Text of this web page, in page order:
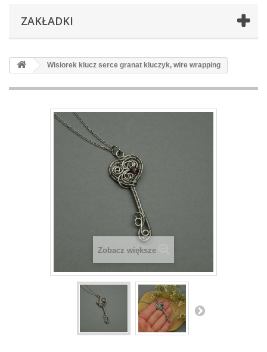
ZAKŁADKI
Wisiorek klucz serce granat kluczyk, wire wrapping
Zobacz większe